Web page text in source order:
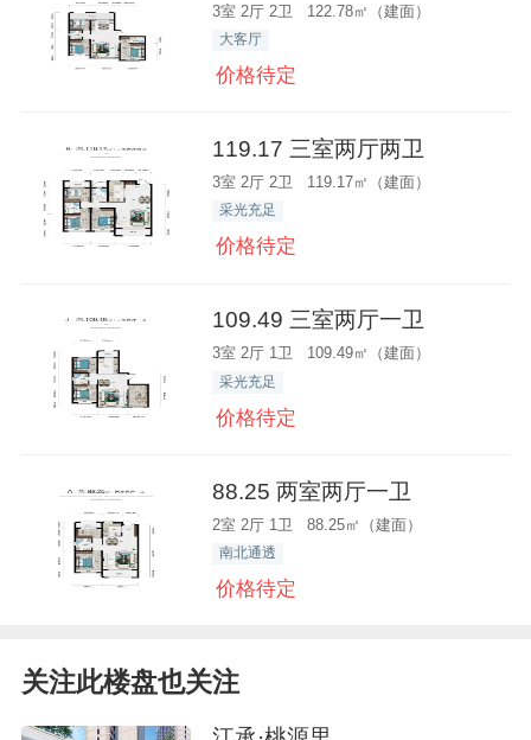
3室 2厅 2卫 122.78㎡（建面）
大客厅
价格待定
119.17 三室两厅两卫
3室 2厅 2卫 119.17㎡（建面）
采光充足
价格待定
109.49 三室两厅一卫
3室 2厅 1卫 109.49㎡（建面）
采光充足
价格待定
88.25 两室两厅一卫
2室 2厅 1卫 88.25㎡（建面）
南北通透
价格待定
关注此楼盘也关注